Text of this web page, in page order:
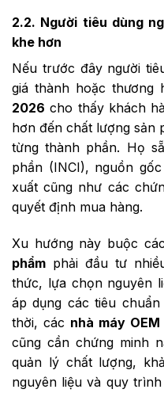
2.2. Người tiêu dùng
khe hơn
Nếu trước đây người
giá thành hoặc thương
2026 cho thấy khách
hơn đến chất lượng sản
từng thành phần. Họ
phần (INCI), nguồn
xuất cũng như các
quyết định mua hàng.
Xu hướng này buộc
phẩm phải đầu tư
thức, lựa chọn nguyên
áp dụng các tiêu
thời, các nhà máy
cũng cần chứng minh
quản lý chất lượng,
nguyên liệu và quy